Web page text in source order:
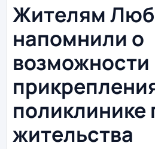
Жителям
напомнили о
возможности
поликлинике
жительства